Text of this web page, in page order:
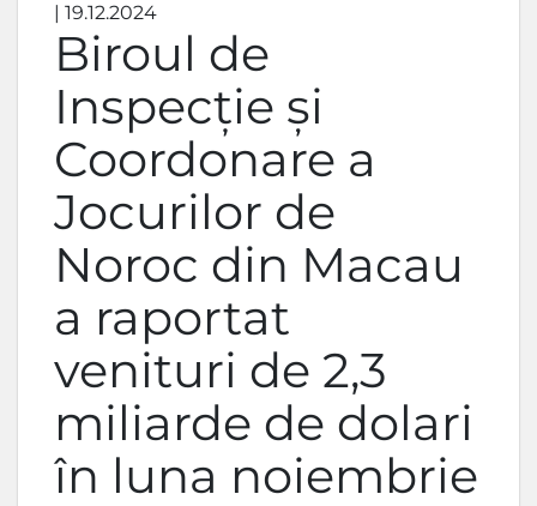
| 19.12.2024
Biroul de
Inspecție și
Coordonare a
Jocurilor de
Noroc din Macau
a raportat
venituri de 2,3
miliarde de dolari
în luna noiembrie